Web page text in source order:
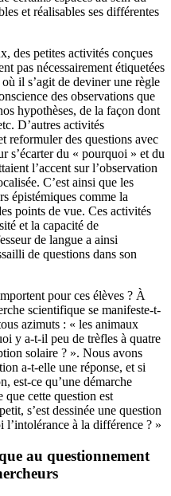
et réalisables ses différentes
des petites activités conçues
pas nécessairement étiquetées
il s’agit de deviner une règle
des observations que
hypothèses, de la façon dont
D’autres activités
reformuler des questions avec
s’écarter du « pourquoi » et du
l’accent sur l’observation
C’est ainsi que les
épistémiques comme la
points de vue. Ces activités
et la capacité de
de langue a ainsi
de questions dans son
pour ces élèves ? À
scientifique se manifeste-t-
azimuts : « les animaux
y a-t-il peu de trèfles à quatre
solaire ? ». Nous avons
a-t-elle une réponse, et si
est-ce qu’une démarche
cette question est
s’est dessinée une question
à la différence ? »
au questionnement